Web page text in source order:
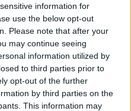
information for
use the below opt-out
Please note that after your
may continue seeing
information utilized by
to third parties prior to
opt-out of the further
by third parties on the
This information may